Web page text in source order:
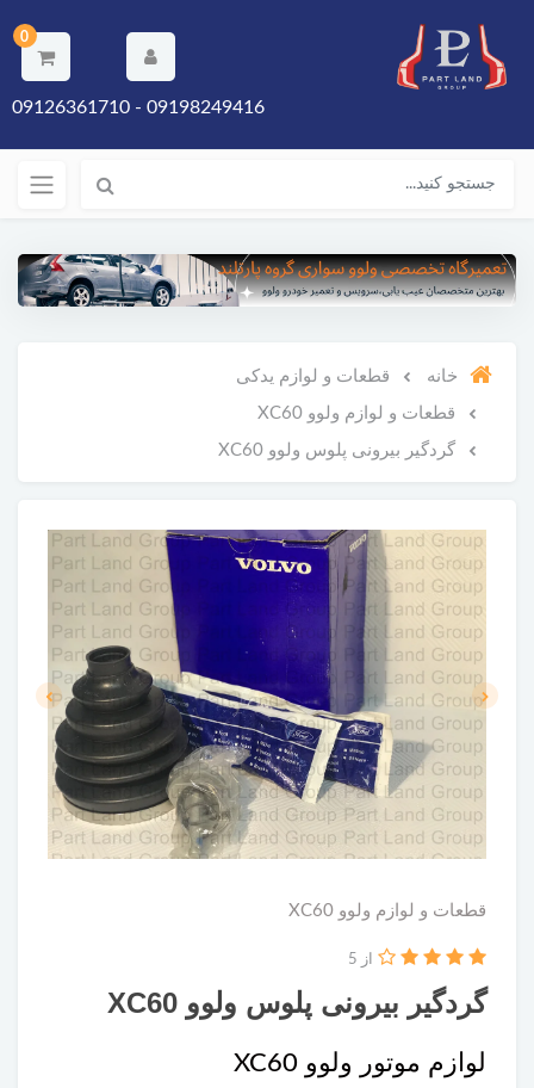
0
09198249416 - 09126361710
خانه قطعات و لوازم یدکی
قطعات و لوازم ولوو XC60
گردگیر بیرونی پلوس ولوو XC60
قطعات و لوازم ولوو XC60
گردگیر بیرونی پلوس ولوو XC60
از 5
لوازم موتور ولوو XC60